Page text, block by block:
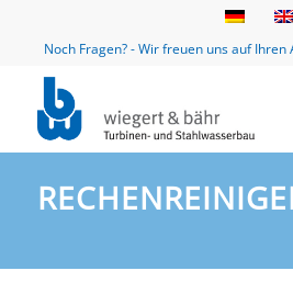
Noch Fragen? - Wir freuen uns auf